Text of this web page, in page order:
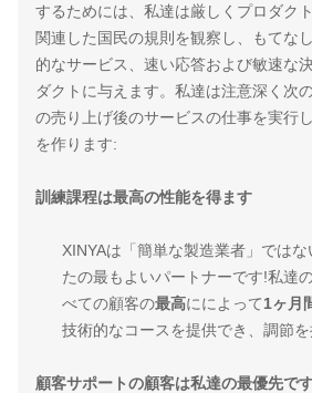
するためには、私達は厳しくプロダク
関連した国民の規則を観察し、もてな
的なサービス、速い応答および敏速な
ダクトに与えます。私達は注意深く次
の売り上げ後のサービスの仕事を実行
を作ります:
訓練課程は最高の性能を得ます
XINYAは「簡単な製造業者」では
たの最もよいパートナーです!私達
べての顧客の最高にによって1ヶ月
技術的なコースを提供でき、調節を
顧客サポートの顧客は私達の最優先で